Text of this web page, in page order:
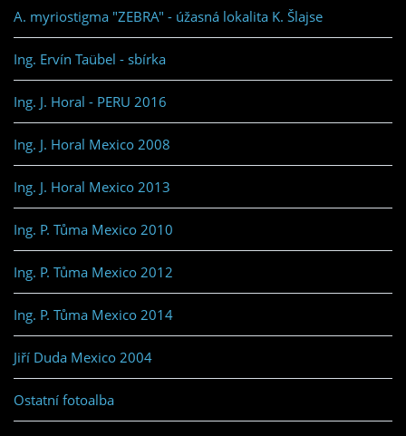
A. myriostigma "ZEBRA" - úžasná lokalita K. Šlajse
Ing. Ervín Taübel - sbírka
Ing. J. Horal - PERU 2016
Ing. J. Horal Mexico 2008
Ing. J. Horal Mexico 2013
Ing. P. Tůma Mexico 2010
Ing. P. Tůma Mexico 2012
Ing. P. Tůma Mexico 2014
Jiří Duda Mexico 2004
Ostatní fotoalba